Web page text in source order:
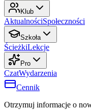
Klub
AktualnościSpołeczności
Szkoła
ŚcieżkiLekcje
Pro
CzatWydarzenia
Cennik
Otrzymuj informacje o